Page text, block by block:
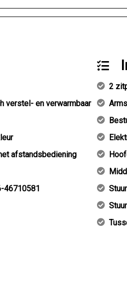
verstel- en verwarmbaar
afstandsbediening
46710581
2